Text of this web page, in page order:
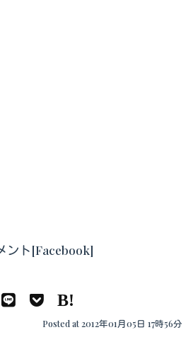
ント[Facebook]
Posted at 2012年01月05日 17時56分